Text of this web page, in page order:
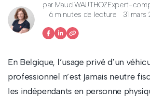
par Maud WAUTHOZExpert-
6 minutes de lecture
31 mars
En Belgique, l’usage privé d’un
professionnel n’est jamais neutre
les indépendants en personne